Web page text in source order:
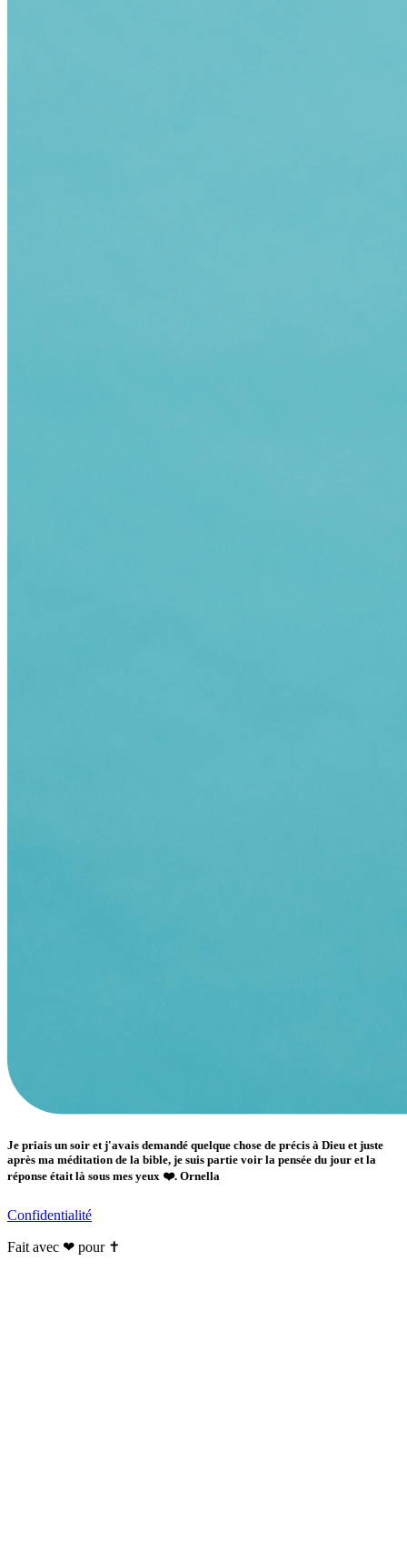
Je priais un soir et j'avais demandé quelque chose de précis à Dieu et juste
après ma méditation de la bible, je suis partie voir la pensée du jour et la
réponse était là sous mes yeux ❤️. Ornella
Confidentialité
Fait avec ❤ pour ✝️️